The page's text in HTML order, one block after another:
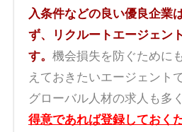
入条件などの良い優良企業
ず、リクルートエージェン
す。 機会損失を防ぐために
えておきたいエージェントで
グローバル人材の求人も多く
得意であれば登録しておく